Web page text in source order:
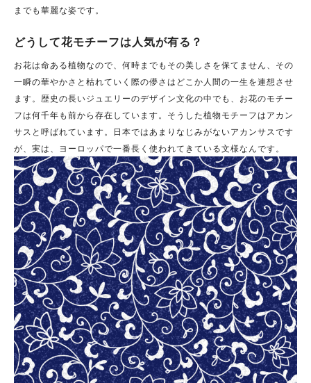
までも華麗な姿です。
どうして花モチーフは人気が有る？
お花は命ある植物なので、何時までもその美しさを保てません、その
一瞬の華やかさと枯れていく際の儚さはどこか人間の一生を連想させ
ます。歴史の長いジュエリーのデザイン文化の中でも、お花のモチー
フは何千年も前から存在しています。そうした植物モチーフはアカン
サスと呼ばれています。
日本ではあまりなじみがないアカンサスです
が、実は、ヨーロッパで一番長く使われてきている文様なんです。